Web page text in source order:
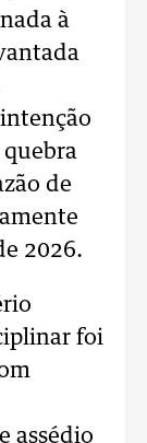
à
quebra
de
2026.
foi
assédio